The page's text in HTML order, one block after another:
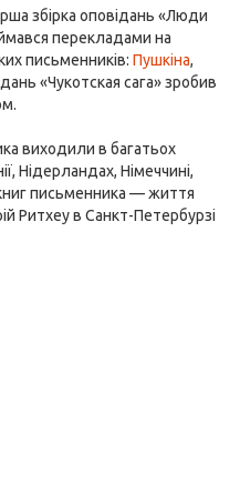
збірка оповідань «Люди
перекладами на
письменників: Пушкіна,
«Чукотская сага» зробив
виходили в багатьох
Нідерландах, Німеччині,
книг письменника — життя
Ритхеу в Санкт-Петербурзі